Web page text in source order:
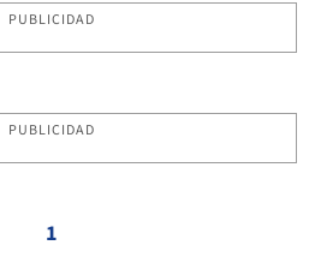
PUBLICIDAD
PUBLICIDAD
1